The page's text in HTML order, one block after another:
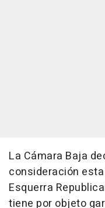
La Cámara Baja
consideración
Esquerra
tiene por objeto